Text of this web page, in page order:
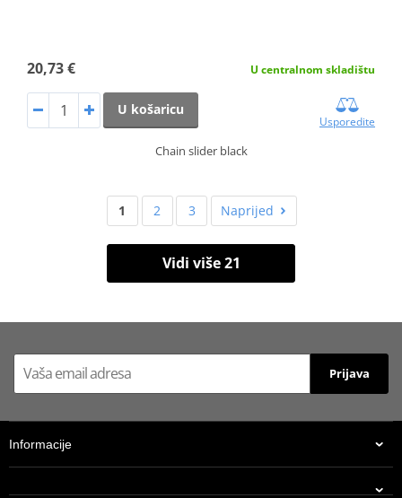
20,73 € U centralnom skladištu
U košaricu
Usporedite
Chain slider black
1 2 3 Naprijed
Vidi više 21
Prijava
Informacije